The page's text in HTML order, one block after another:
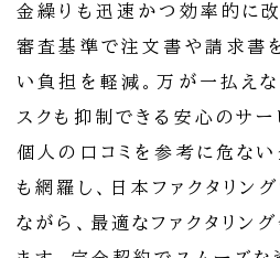
金繰りも迅速かつ効率的に
審査基準で注文書や請求書
い負担を軽減。万が一払え
スクも抑制できる安心のサー
個人の口コミを参考に危ない
も網羅し、日本ファクタリン
ながら、最適なファクタリン